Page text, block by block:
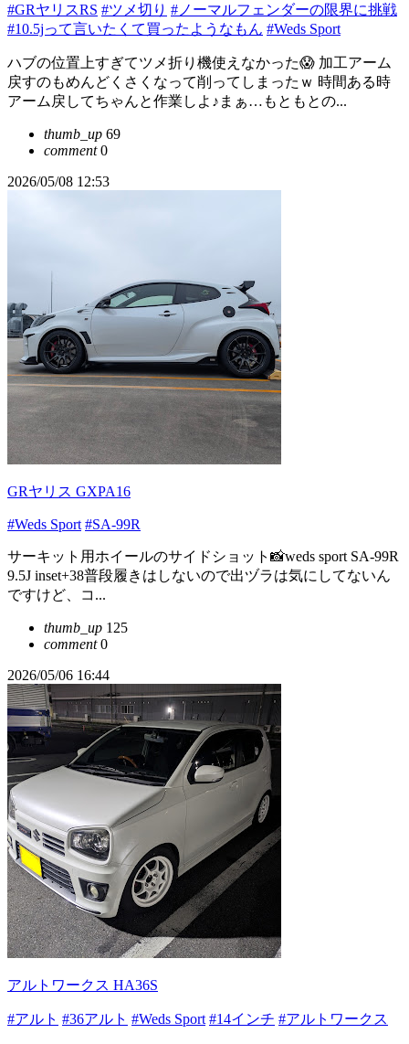
#GRヤリスRS #ツメ切り #ノーマルフェンダーの限界に挑戦
#10.5jって言いたくて買ったようなもん #Weds Sport
ハブの位置上すぎてツメ折り機使えなかった😱 加工アーム
戻すのもめんどくさくなって削ってしまったｗ 時間ある時
アーム戻してちゃんと作業しよ♪まぁ…もともとの...
thumb_up 69
comment0
2026/05/08 12:53
GRヤリス GXPA16
#Weds Sport #SA-99R
サーキット用ホイールのサイドショット📸weds sport SA-99R
9.5J inset+38普段履きはしないので出ヅラは気にしてないん
ですけど、コ...
thumb_up 125
comment0
2026/05/06 16:44
アルトワークス HA36S
#アルト #36アルト #Weds Sport #14インチ #アルトワークス